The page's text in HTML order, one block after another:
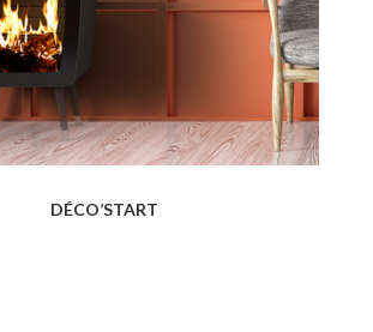
DÉCO’START